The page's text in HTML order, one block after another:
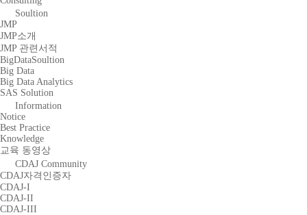
Soultion
JMP
JMP소개
JMP 관련서적
BigDataSoultion
Big Data
Big Data Analytics
SAS Solution
Information
Notice
Best Practice
Knowledge
교육 동영상
CDAJ Community
CDAJ자격인증자
CDAJ-I
CDAJ-II
CDAJ-III